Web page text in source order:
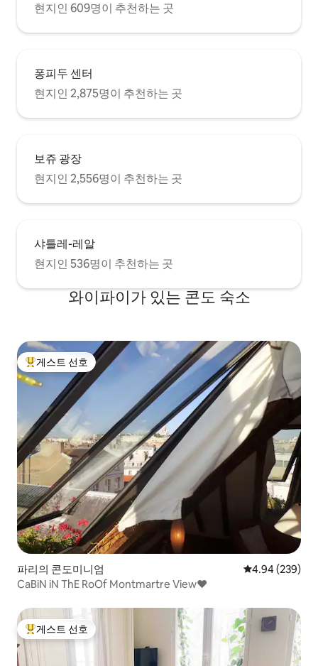
현지인 609명이 추천하는 곳
퐁피두 센터
현지인 2,875명이 추천하는 곳
보쥬 광장
현지인 2,556명이 추천하는 곳
샤틀레-레알
현지인 536명이 추천하는 곳
와이파이가 있는 콘도 숙소
상위 게스트 선호
게스트 선호
파리의 콘도미니엄 평점 4.94점(5
4.94 (239)
CaBiN iN ThE RoOf Montmartre View♥
상위 게스트 선호
게스트 선호